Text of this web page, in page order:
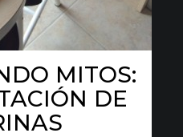
MITOS:
DE